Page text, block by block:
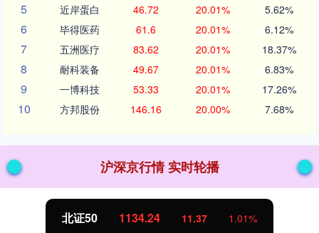
5 近岸蛋白 46.72 20.01% 5.62%
6 毕得医药 61.6 20.01% 6.12%
7 五洲医疗 83.62 20.01% 18.37%
8 耐科装备 49.67 20.01% 6.83%
9 一博科技 53.33 20.01% 17.26%
10 方邦股份 146.16 20.00% 7.68%
沪深京行情 实时轮播
北证50 1134.24 11.37 1.01%